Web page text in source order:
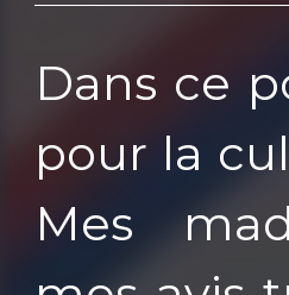
Dans ce
pour la
Mes